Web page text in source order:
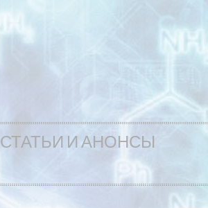
СТАТЬИ И АНОНСЫ